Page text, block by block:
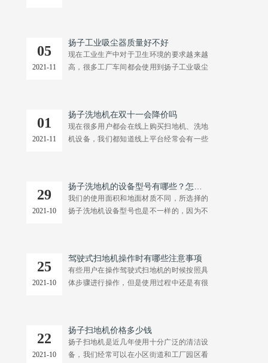
备的厂家，做出来的工业清洁设备能好吗？
那么扬子洗地机厂家到底怎么样呢？ 虽然扬
子洗地机厂家在201....
05
2021-11
扬子工业吸尘器质量好不好
现在工业生产中对于卫生环境的要求越来越
高，很多工厂车间都会使用到扬子工业吸尘
这个问题。 根据使用场所不同扬子工业吸尘
器设备可以分为家用、商用和工业用三种类
型，不同类型的设备....
01
2021-11
扬子洗地机在双十一会降价吗
现在很多用户都会在线上购买扫地机、洗地
机设备，我们都知道线上平台经常会有一些
十一的活动，产品的价格优惠都是有折扣
的，而扬子洗地机全平台的优惠折扣基本和
天猫一致，不过....
29
2021-10
我们的使用面积和地面材质不同，所选择的
扬子洗地机设备型号也是不一样的，因为不
绍一下。 型号一、扬子X2手推式洗地机 扬
子X2手推式洗地机采用电动助力的方式，操
作省时省....
25
2021-10
驾驶式扫地机操作时有哪些注意事项
有些用户在操作驾驶式扫地机的时候按照具
体步骤进行操作，但是使用过程中还是有很
意事项呢？ 注意事项一、避免清扫遗漏：在
操作驾驶式扫地机的时候要目测好设备单次
可以清扫的面积，在....
22
2021-10
扬子扫地机价格多少钱
扬子扫地机是近几年使用十分广泛的清洁设
备，我们经常可以在小区街道和工厂园区看